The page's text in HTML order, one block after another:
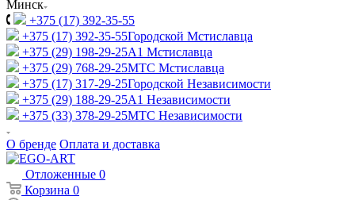
Минск
+375 (17) 392-35-55
+375 (17) 392-35-55Городской Мстиславца
+375 (29) 198-29-25A1 Мстиславца
+375 (29) 768-29-25МТС Мстиславца
+375 (17) 317-29-25Городской Независимости
+375 (29) 188-29-25A1 Независимости
+375 (33) 378-29-25МТС Независимости
О бренде Оплата и доставка
Отложенные 0
Корзина 0